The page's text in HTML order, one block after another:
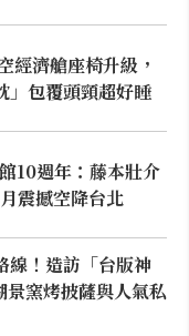
經濟艙座椅升級，
包覆頭頸超好睡
10週年：藤本壯介
震撼空降台北
線！造訪「台版神
窯烤披薩與人氣私